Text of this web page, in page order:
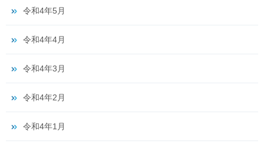
令和4年5月
令和4年4月
令和4年3月
令和4年2月
令和4年1月